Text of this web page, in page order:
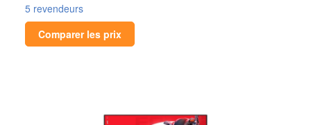
5 revendeurs
Comparer les prix